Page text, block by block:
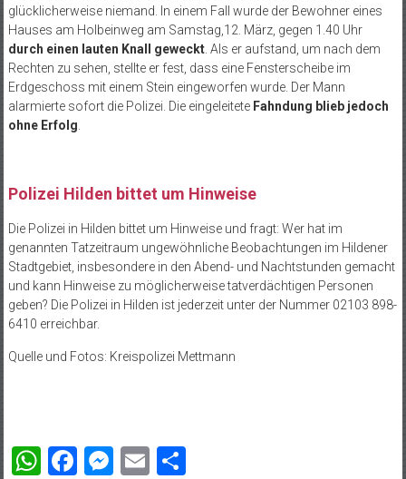
glücklicherweise niemand. In einem Fall wurde der Bewohner eines
Hauses am Holbeinweg am Samstag,12. März, gegen 1.40 Uhr
durch einen lauten Knall geweckt. Als er aufstand, um nach dem
Rechten zu sehen, stellte er fest, dass eine Fensterscheibe im
Erdgeschoss mit einem Stein eingeworfen wurde. Der Mann
alarmierte sofort die Polizei. Die eingeleitete Fahndung blieb jedoch
ohne Erfolg
Polizei Hilden bittet um Hinweise
Die Polizei in Hilden bittet um Hinweise und fragt: Wer hat im
genannten Tatzeitraum ungewöhnliche Beobachtungen im Hildener
Stadtgebiet, insbesondere in den Abend- und Nachtstunden gemacht
und kann Hinweise zu möglicherweise tatverdächtigen Personen
geben? Die Polizei in Hilden ist jederzeit unter der Nummer 02103 898-
6410 erreichbar.
Quelle und Fotos: Kreispolizei Mettmann
WhatsApp
Facebook
Messenger
EmailTeilen